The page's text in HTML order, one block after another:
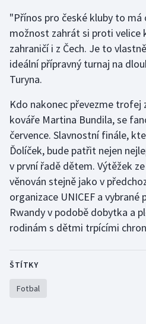
"Přínos pro české kluby to
možnost zahrát si proti velice
zahraničí i z Čech. Je to
ideální přípravný turnaj na
Turyna.
Kdo nakonec převezme trofej
kováře Martina Bundila, se
července. Slavnostní finále,
Ďolíček, bude patřit nejen
v první řadě dětem. Výtěžek
věnován stejně jako v
organizace UNICEF a vybrané
Rwandy v podobě dobytka a
rodinám s dětmi trpícími
ŠTÍTKY
Fotbal